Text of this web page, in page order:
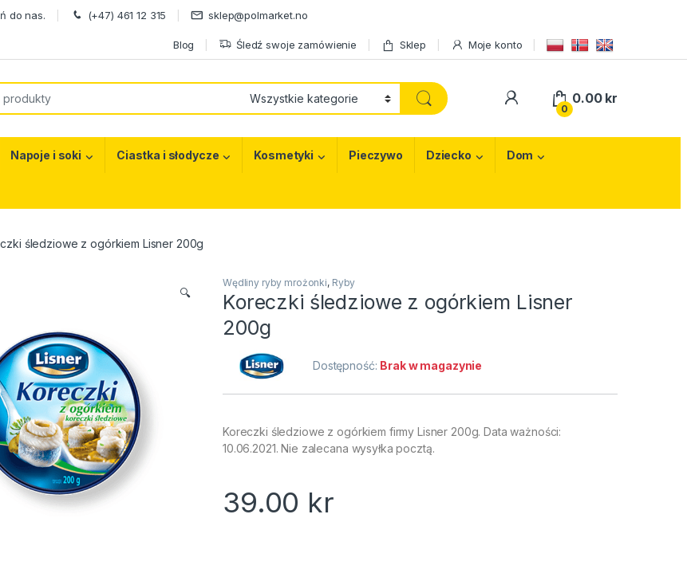
do nas. (+47) 461 12 315 sklep@polmarket.no
Blog Śledź swoje zamówienie Sklep Moje konto
My Account
0
0.00 kr
Napoje i soki Ciastka i słodycze Kosmetyki Pieczywo Dziecko Dom
śledziowe z ogórkiem Lisner 200g
🔍
Wędliny ryby mrożonki, Ryby
Koreczki śledziowe z ogórkiem Lisner
200g
Dostępność: Brak w magazynie
Koreczki śledziowe z ogórkiem firmy Lisner 200g. Data ważności:
10.06.2021. Nie zalecana wysyłka pocztą.
39.00 kr